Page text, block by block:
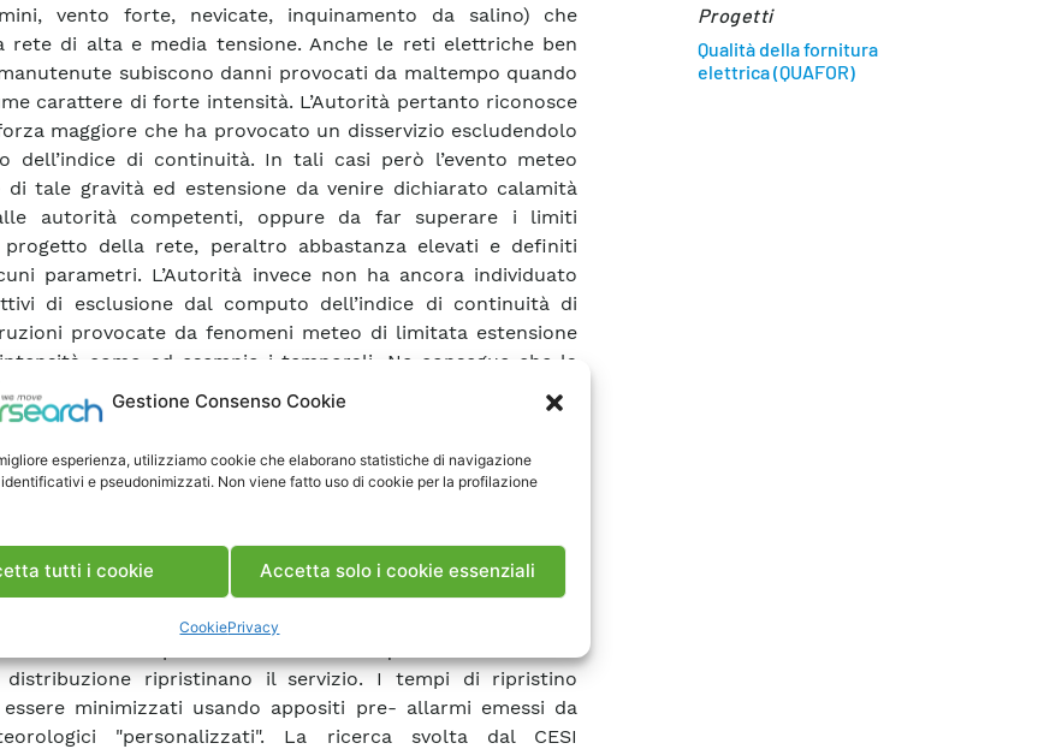
Gestione Consenso Cookie
esperienza, utilizziamo cookie che elaborano statistiche di navigazione
e pseudonimizzati. Non viene fatto uso di cookie per la profilazione
tutti i cookie Accetta solo i cookie essenziali
CookiePrivacy
vento forte, nevicate, inquinamento da salino) che
rete di alta e media tensione. Anche le reti elettriche ben
subiscono danni provocati da maltempo quando
carattere di forte intensità. L’Autorità pertanto riconosce
maggiore che ha provocato un disservizio escludendolo
dell’indice di continuità. In tali casi però l’evento meteo
di tale gravità ed estensione da venire dichiarato calamità
autorità competenti, oppure da far superare i limiti
della rete, peraltro abbastanza elevati e definiti
parametri. L’Autorità invece non ha ancora individuato
di esclusione dal computo dell’indice di continuità di
provocate da fenomeni meteo di limitata estensione
come ad esempio i temporali. Ne consegue che la
del servizio elettrico è ancora molto influenzata dalla
minore frequenza di questo tipo di evento nel corso
un problema da risolvere in un ambito meteorologico, che
le conoscenze sui fenomeni, sia le potenzialità dei servizi
essere evitato che un’interruzione su una linea causi una
temporanea dell’energia elettrica all’utente, la durata
specialmente per quelle classificate come permanenti,
ripristinano il servizio. I tempi di ripristino
minimizzati usando appositi pre- allarmi emessi da
"personalizzati". La ricerca svolta dal CESI
Progetti
Qualità della fornitura
elettrica (QUAFOR)